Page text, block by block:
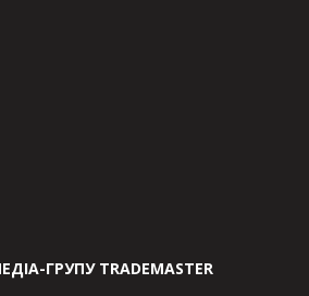
ГРУПУ TRADEMASTER